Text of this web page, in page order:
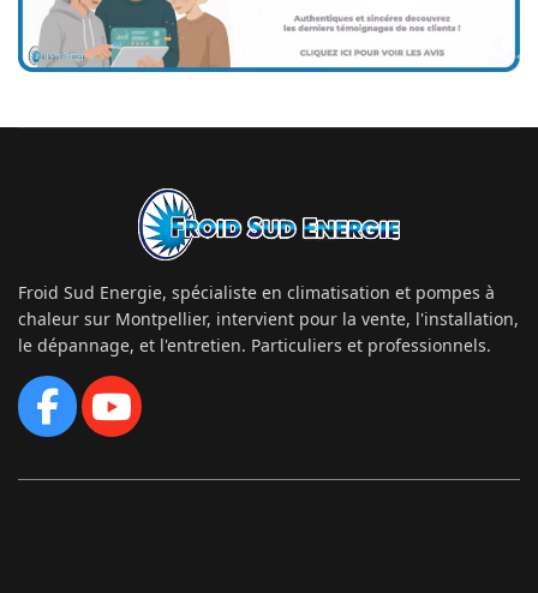
Froid Sud Energie, spécialiste en climatisation et pompes à
chaleur sur Montpellier, intervient pour la vente, l'installation,
le dépannage, et l'entretien. Particuliers et professionnels.